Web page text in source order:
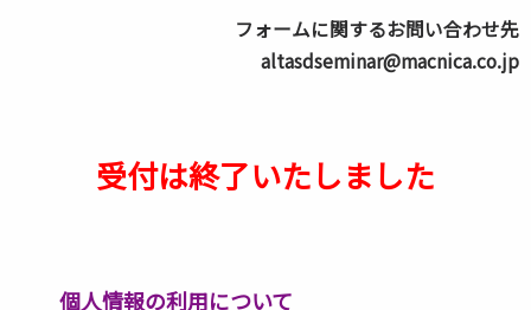
フォームに関するお問い合わせ先
altasdseminar@macnica.co.jp
受付は終了いたしました
個人情報の利用について